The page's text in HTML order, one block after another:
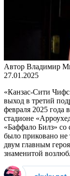
Автор Владимир
27.01.2025
«Канзас-Сити
выход в третий
февраля 2025
стадионе
«Баффало Билз»
было приковано не
двум главным
знаменитой